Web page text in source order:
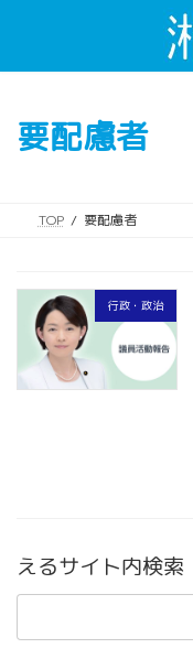
要配慮者
TOP 要配慮者
行政・政治
えるサイト内検索
検